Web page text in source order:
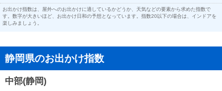
お出かけ指数は、屋外へのお出かけに適しているかどうか、天気などの要素から求めた指数で
す。数字が大きいほど、お出かけ日和の予想となっています。指数20以下の場合は、インドアを
楽しみましょう。
静岡県のお出かけ指数
中部(静岡)